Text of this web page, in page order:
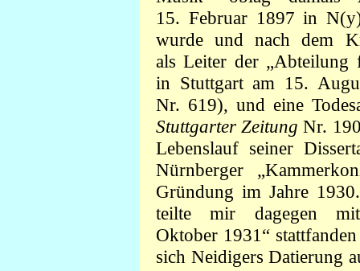
15. Februar 1897 in
wurde und nach dem
als Leiter der „Abteilung
in Stuttgart am 15.
Nr. 619), und eine
Stuttgarter Zeitung Nr.
Lebenslauf seiner
Nürnberger
Gründung im Jahre
teilte mir dagegen
Oktober 1931“
sich Neidigers Datierung